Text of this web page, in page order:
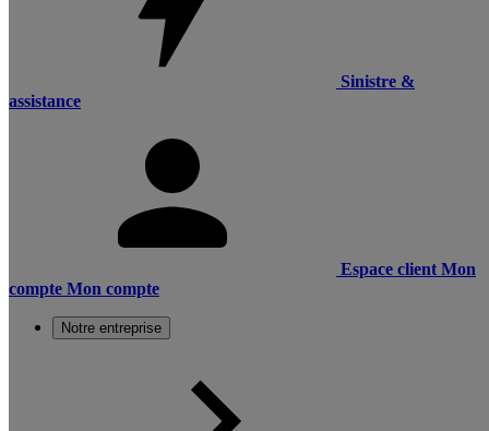
Sinistre &
assistance
Espace client Mon
compte Mon compte
Notre entreprise